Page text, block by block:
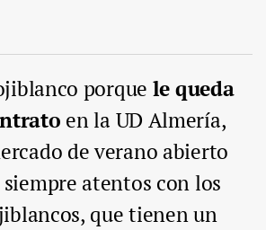
porque le queda
en la UD Almería,
de verano abierto
atentos con los
que tienen un